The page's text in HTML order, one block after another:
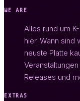
WE ARE
Alles rund um
hier. Wann sind
neuste Platte
Releases und
EXTRAS